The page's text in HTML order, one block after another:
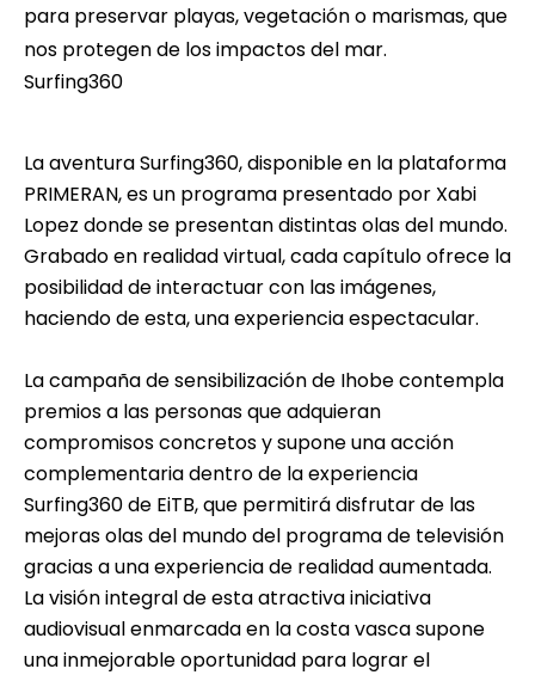
para preservar playas, vegetación o marismas, que
nos protegen de los impactos del mar.
Surfing360
Laaventura Surfing360, disponible en la plataforma
PRIMERAN, es un programa presentado por Xabi
Lopez donde se presentan distintas olas del mundo.
Grabado en realidad virtual, cada capítulo ofrece la
posibilidad de interactuar con las imágenes,
haciendo de esta, una experiencia espectacular.
La campaña de sensibilización de Ihobe contempla
premios a las personas que adquieran
compromisos concretos y supone una acción
complementaria dentro de la experiencia
Surfing360 de EiTB, que permitirá disfrutar de las
mejoras olas del mundo del programa de televisión
gracias a una experiencia de realidad aumentada.
La visión integral de esta atractiva iniciativa
audiovisual enmarcada en la costa vasca supone
una inmejorable oportunidad para lograr el